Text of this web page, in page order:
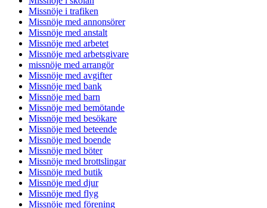
Missnöje i trafiken
Missnöje med annonsörer
Missnöje med anstalt
Missnöje med arbetet
Missnöje med arbetsgivare
missnöje med arrangör
Missnöje med avgifter
Missnöje med bank
Missnöje med barn
Missnöje med bemötande
Missnöje med besökare
Missnöje med beteende
Missnöje med boende
Missnöje med böter
Missnöje med brottslingar
Missnöje med butik
Missnöje med djur
Missnöje med flyg
Missnöje med förening